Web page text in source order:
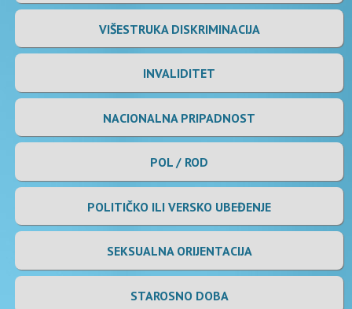
VIŠESTRUKA DISKRIMINACIJA
INVALIDITET
NACIONALNA PRIPADNOST
POL / ROD
POLITIČKO ILI VERSKO UBEĐENJE
SEKSUALNA ORIJENTACIJA
STAROSNO DOBA